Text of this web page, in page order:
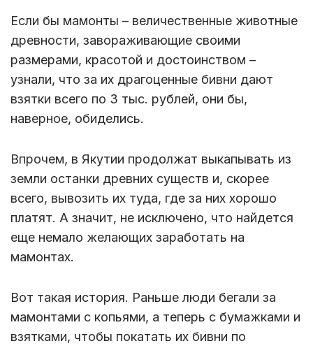
Если бы мамонты – величественные животные
древности, завораживающие своими
размерами, красотой и достоинством –
узнали, что за их драгоценные бивни дают
взятки всего по 3 тыс. рублей, они бы,
наверное, обиделись.
Впрочем, в Якутии продолжат выкапывать из
земли останки древних существ и, скорее
всего, вывозить их туда, где за них хорошо
платят. А значит, не исключено, что найдется
еще немало желающих заработать на
мамонтах.
Вот такая история. Раньше люди бегали за
мамонтами с копьями, а теперь с бумажками и
взятками, чтобы покатать их бивни по